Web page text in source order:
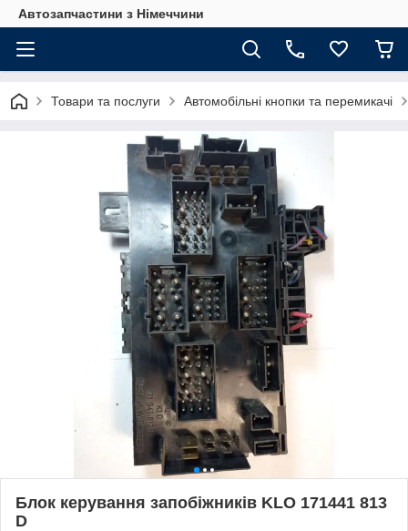
Автозапчастини з Німеччини
Товари та послуги Автомобільні кнопки та перемикачі
Блок керування запобіжників KLO 171441 813
D